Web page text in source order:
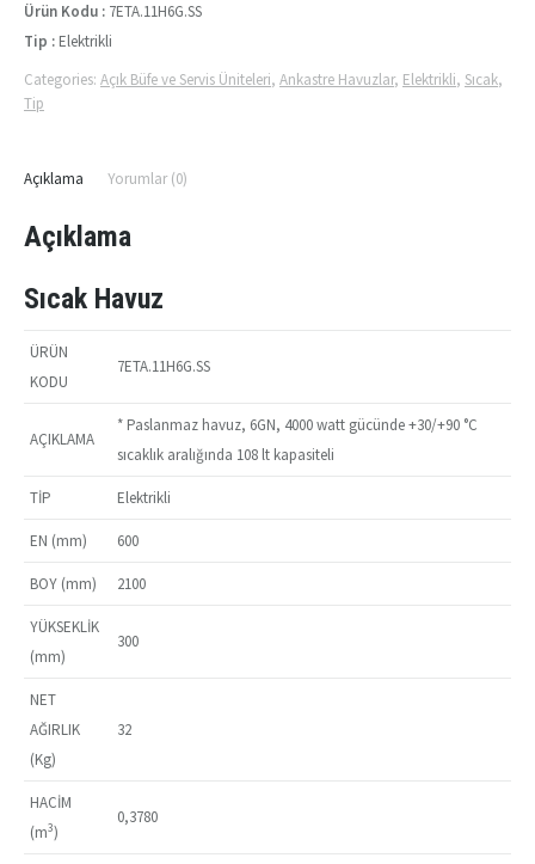
Ürün Kodu : 7ETA.11H6G.SS
Tip : Elektrikli
Categories: Açık Büfe ve Servis Üniteleri, Ankastre Havuzlar, Elektrikli, Sıcak,
Tip
Açıklama Yorumlar (0)
Açıklama
Sıcak Havuz
ÜRÜN
KODU
7ETA.11H6G.SS
AÇIKLAMA
* Paslanmaz havuz, 6GN, 4000 watt gücünde +30/+90 °C
sıcaklık aralığında 108 lt kapasiteli
TİP Elektrikli
EN (mm) 600
BOY (mm) 2100
YÜKSEKLİK
(mm)
300
NET
AĞIRLIK
(Kg)
32
HACİM
(m3)
0,3780